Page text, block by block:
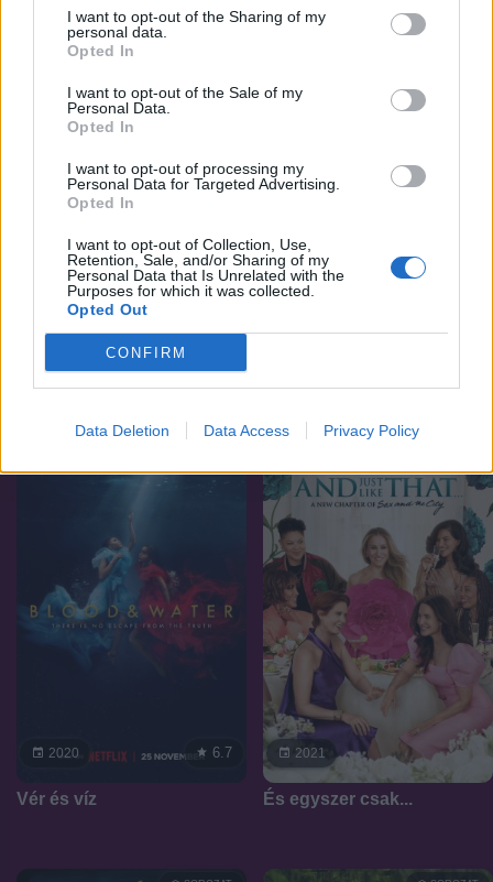
I want to opt-out of the Sharing of my
personal data.
Opted In
I want to opt-out of the Sale of my
Personal Data.
Opted In
I want to opt-out of processing my
Personal Data for Targeted Advertising.
Opted In
I want to opt-out of Collection, Use,
Retention, Sale, and/or Sharing of my
Personal Data that Is Unrelated with the
Purposes for which it was collected.
Opted Out
CONFIRM
Data Deletion Data Access Privacy Policy
Candice Renoir
2020 6.7
Vér és víz
2021
És egyszer csak...